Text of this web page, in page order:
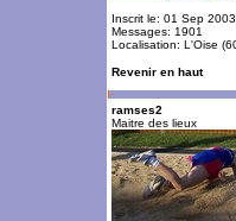
Inscrit le: 01 Sep 2003
Messages: 1901
Localisation: L'Oise
Revenir en haut
ramses2
Maitre des lieux